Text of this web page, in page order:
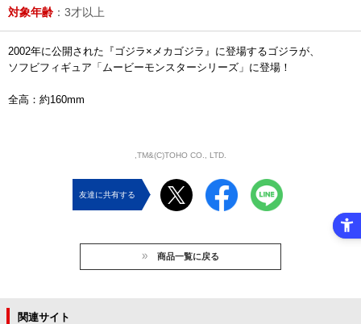
対象年齢 ：3才以上
2002年に公開された『ゴジラ×メカゴジラ』に登場するゴジラが、
ソフビフィギュア「ムービーモンスターシリーズ」に登場！
全高：約160mm
,TM&(C)TOHO CO., LTD.
友達に共有する
商品一覧に戻る
関連サイト